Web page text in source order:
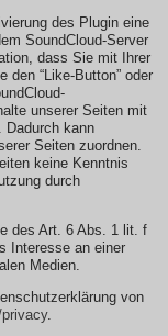
des Plugin eine
SoundCloud-Server
dass Sie mit Ihrer
den “Like-Button” oder
unserer Seiten mit
Dadurch kann
Seiten zuordnen.
keine Kenntnis
durch
des Art. 6 Abs. 1 lit. f
Interesse an einer
Medien.
von
.